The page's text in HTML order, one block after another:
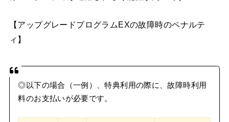
【アップグレードプログラムEXの故障時のペナルテ
ィ】
◎以下の場合（一例）、特典利用の際に、故障時利用
料のお支払いが必要です。